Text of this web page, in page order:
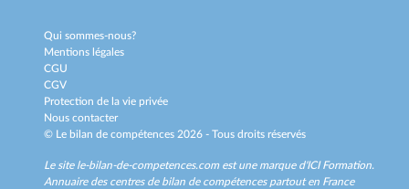
Qui sommes-nous?
Mentions légales
CGU
CGV
Protection de la vie privée
Nous contacter
© Le bilan de compétences 2026 - Tous droits réservés
Le site le-bilan-de-competences.com est une marque d'ICI Formation.
Annuaire des centres de bilan de compétences partout en France